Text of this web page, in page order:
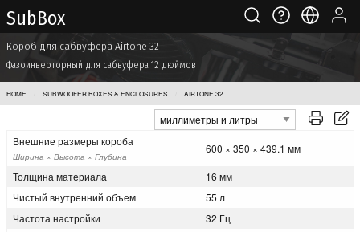
Sub Box
Короб для сабвуфера Airtone 32
Фазоинверторный для сабвуфера 12 дюймов
HOME SUBWOOFER BOXES & ENCLOSURES AIRTONE 32
Внешние размеры короба
Ширина × Высота × Глубина
600 × 350 × 439.1 мм
Толщина материала
16 мм
Чистый внутренний объем
55 л
Частота настройки
32 Гц